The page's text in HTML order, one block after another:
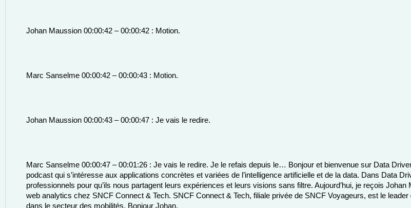
Johan Maussion 00:00:42 – 00:00:42 : Motion.
Marc Sanselme 00:00:42 – 00:00:43 : Motion.
Johan Maussion 00:00:43 – 00:00:47 : Je vais le redire.
Marc Sanselme 00:00:47 – 00:01:26 : Je vais le redire. Je le refais depuis le… Bonjour et bienvenue sur Data
podcast qui s’intéresse aux applications concrètes et variées de l’intelligence artificielle et de la data. Dans Data
professionnels pour qu’ils nous partagent leurs expériences et leurs visions sans filtre. Aujourd’hui, je reçois
web analytics chez SNCF Connect & Tech. SNCF Connect & Tech, filiale privée de SNCF Voyageurs, est le
dans le secteur des mobilités. Bonjour Johan.